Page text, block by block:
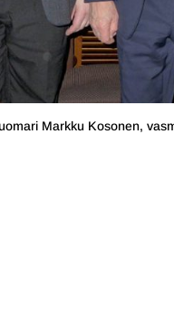
Markku Kosonen,